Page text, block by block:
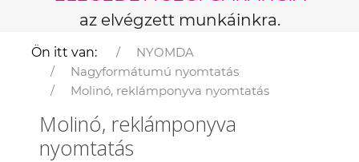
az elvégzett munkáinkra.
Ön itt van:
NYOMDA
Nagyformátumú nyomtatás
Molinó, reklámponyva nyomtatás
Molinó, reklámponyva
nyomtatás